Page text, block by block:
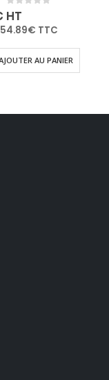
0out of 5
HT
54.89€ TTC
AU PANIER